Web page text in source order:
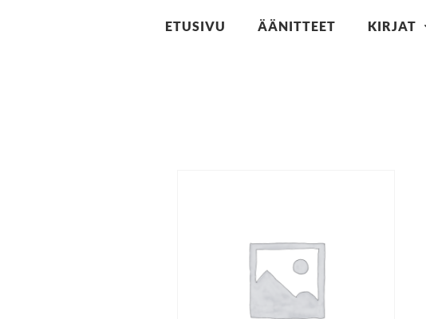
ETUSIVU ÄÄNITTEET KIRJAT